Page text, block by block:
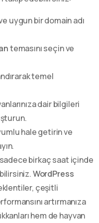
uygun bir domain adı
temasını seçin ve
temel
dair bilgileri
hale getirin ve
sadece birkaç saat içinde
WordPress
çeşitli
artırmanıza
hem de hayvan